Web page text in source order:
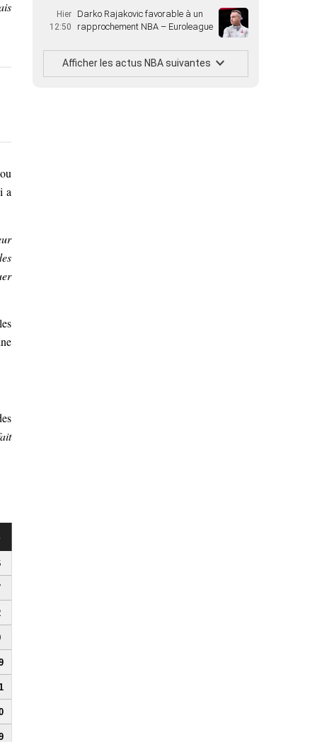
a
Hier
12:50
Darko Rajakovic favorable à un
rapprochement NBA – Euroleague
Afficher les actus NBA suivantes